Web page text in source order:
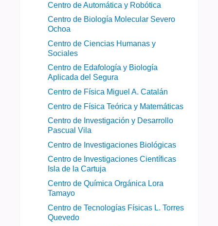
Centro de Automática y Robótica
Centro de Biología Molecular Severo
Ochoa
Centro de Ciencias Humanas y
Sociales
Centro de Edafología y Biología
Aplicada del Segura
Centro de Física Miguel A. Catalán
Centro de Física Teórica y Matemáticas
Centro de Investigación y Desarrollo
Pascual Vila
Centro de Investigaciones Biológicas
Centro de Investigaciones Científicas
Isla de la Cartuja
Centro de Química Orgánica Lora
Tamayo
Centro de Tecnologías Físicas L. Torres
Quevedo